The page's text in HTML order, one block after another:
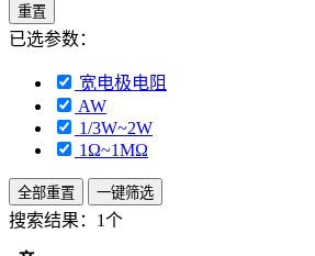
重置
已选参数：
宽电极电阻
AW
1/3W~2W
1Ω~1MΩ
全部重置 一键筛选
搜索结果： 1个